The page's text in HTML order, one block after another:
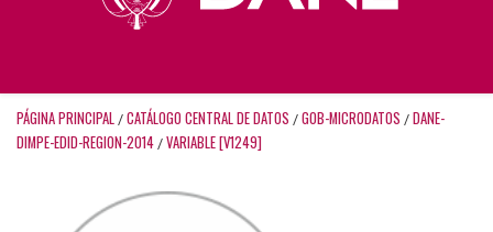
PÁGINA PRINCIPAL / CATÁLOGO CENTRAL DE DATOS / GOB-MICRODATOS / DANE-
DIMPE-EDID-REGION-2014 / VARIABLE [V1249]